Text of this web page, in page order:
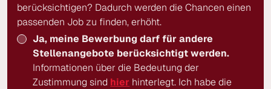
berücksichtigen? Dadurch werden die Chancen einen
passenden Job zu finden, erhöht.
Ja, meine Bewerbung darf für andere
Stellenangebote berücksichtigt werden.
Informationen über die Bedeutung der
Zustimmung sind hier hinterlegt. Ich habe die